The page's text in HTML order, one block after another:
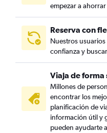
empezar a
Reserva con
Nuestros
confianza y
Viaja de forma
Millones de
encontrar los
planificación de
información útil y
pueden ayudarte